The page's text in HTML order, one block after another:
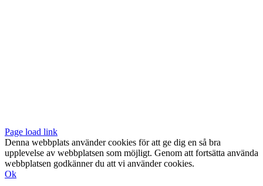
Page load link
Denna webbplats använder cookies för att ge dig en så bra
upplevelse av webbplatsen som möjligt. Genom att fortsätta använda
webbplatsen godkänner du att vi använder cookies.
Ok